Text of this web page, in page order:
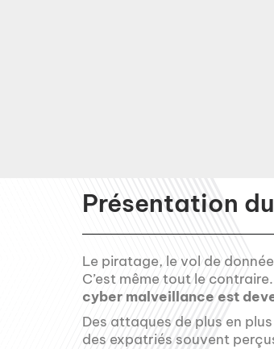
Présentation
Le piratage, le vol de
C’est même tout le
cyber malveillance est
Des attaques de plus en
des expatriés souvent